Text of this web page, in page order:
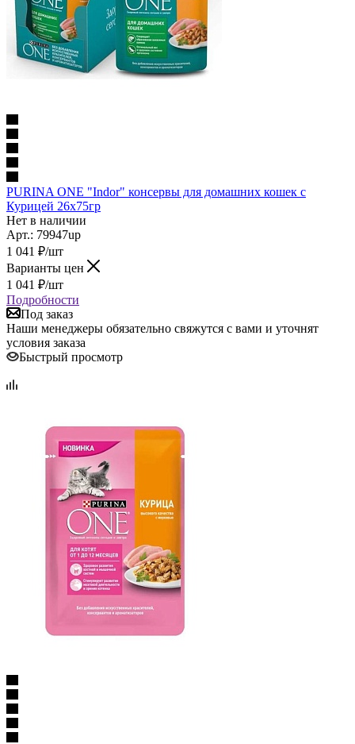
PURINA ONE "Indor" консервы для домашних кошек с
Курицей 26х75гр
Нет в наличии
Арт.: 79947up
1 041 ₽/шт
Варианты цен
1 041 ₽/шт
Подробности
Под заказ
Наши менеджеры обязательно свяжутся с вами и уточнят
условия заказа
Быстрый просмотр